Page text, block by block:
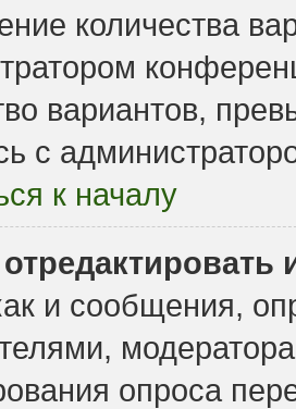
количества
вариантов,
с
к началу
и сообщения,
опроса